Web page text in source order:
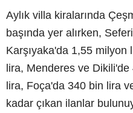
Aylık villa kiralarında
başında yer alırken,
Karşıyaka'da 1,55
lira, Menderes ve
lira, Foça'da 340 bin lira
kadar çıkan ilanlar